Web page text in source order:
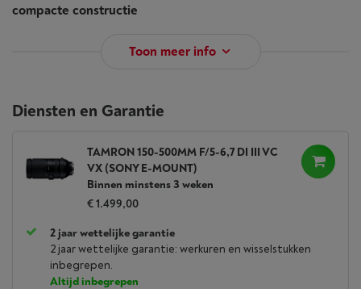
compacte constructie
Toon meer info
Diensten en Garantie
TAMRON 150-500MM F/5-6,7 DI III VC
VX (SONY E-MOUNT)
Binnen minstens 3 weken
€ 1.499,00
2 jaar wettelijke garantie
2 jaar wettelijke garantie: werkuren en wisselstukken
inbegrepen.
Altijd inbegrepen